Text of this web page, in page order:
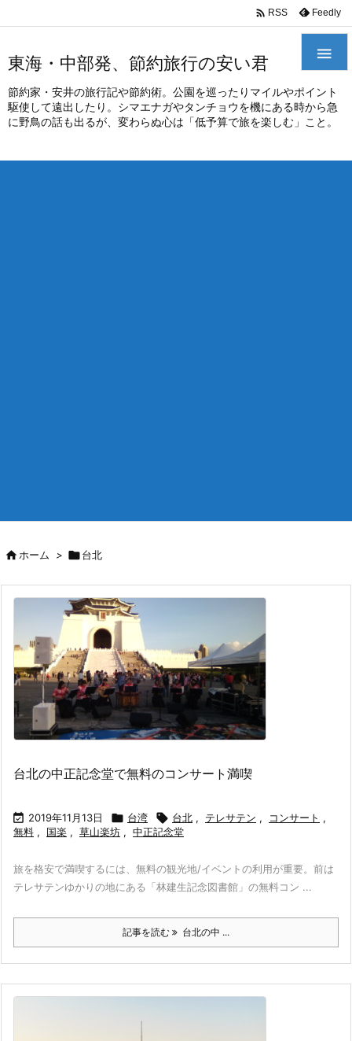
東海・中部発、節約旅行の安い君
節約家・安井の旅行記や節約術。公園を巡ったりマイルやポイント
駆使して遠出したり。シマエナガやタンチョウを機にある時から急
に野鳥の話も出るが、変わらぬ心は「低予算で旅を楽しむ」こと。

 RSS Feedly
ホーム > 台北
台北の中正記念堂で無料のコンサート満喫
 2019年11月13日  台湾  台北 , テレサテン , コンサート ,
無料 , 国楽 , 草山楽坊 , 中正記念堂
旅を格安で満喫するには、無料の観光地/イベントの利用が重要。前は
テレサテンゆかりの地にある「林建生記念図書館」の無料コン ...
記事を読む 台北の中 ...